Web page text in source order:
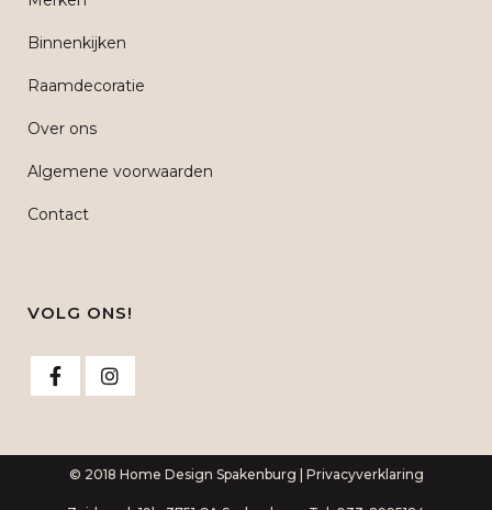
Binnenkijken
Raamdecoratie
Over ons
Algemene voorwaarden
Contact
VOLG ONS!
© 2018 Home Design Spakenburg | Privacyverklaring